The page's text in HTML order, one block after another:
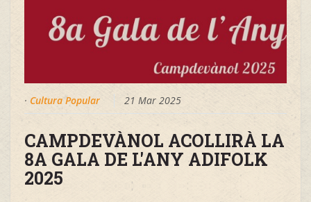
· Cultura Popular 21 Mar 2025
CAMPDEVÀNOL ACOLLIRÀ LA
8A GALA DE L'ANY ADIFOLK
2025